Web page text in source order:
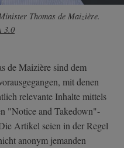
Thomas de Maizière.
3.0
de Maizière sind dem
mit denen
relevante Inhalte mittels
"Notice and Takedown"-
Artikel seien in der Regel
anonym jemanden